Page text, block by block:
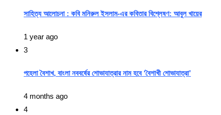
সাহিত্য আলোচনা : কবি মনিরুল ইসলাম-এর কবিতার বিশ্লেষণ: আবুল খায়ের
1 year ago
3
পহেলা বৈশাখ, বাংলা নববর্ষের শোভাযাত্রার নাম হবে ‘বৈশাখী শোভাযাত্রা’
4 months ago
4